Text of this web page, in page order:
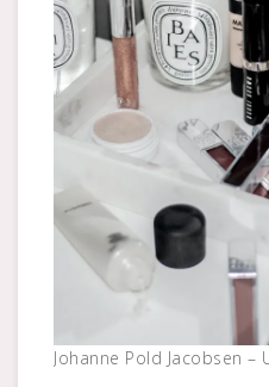
Johanne Pold Jacobsen –